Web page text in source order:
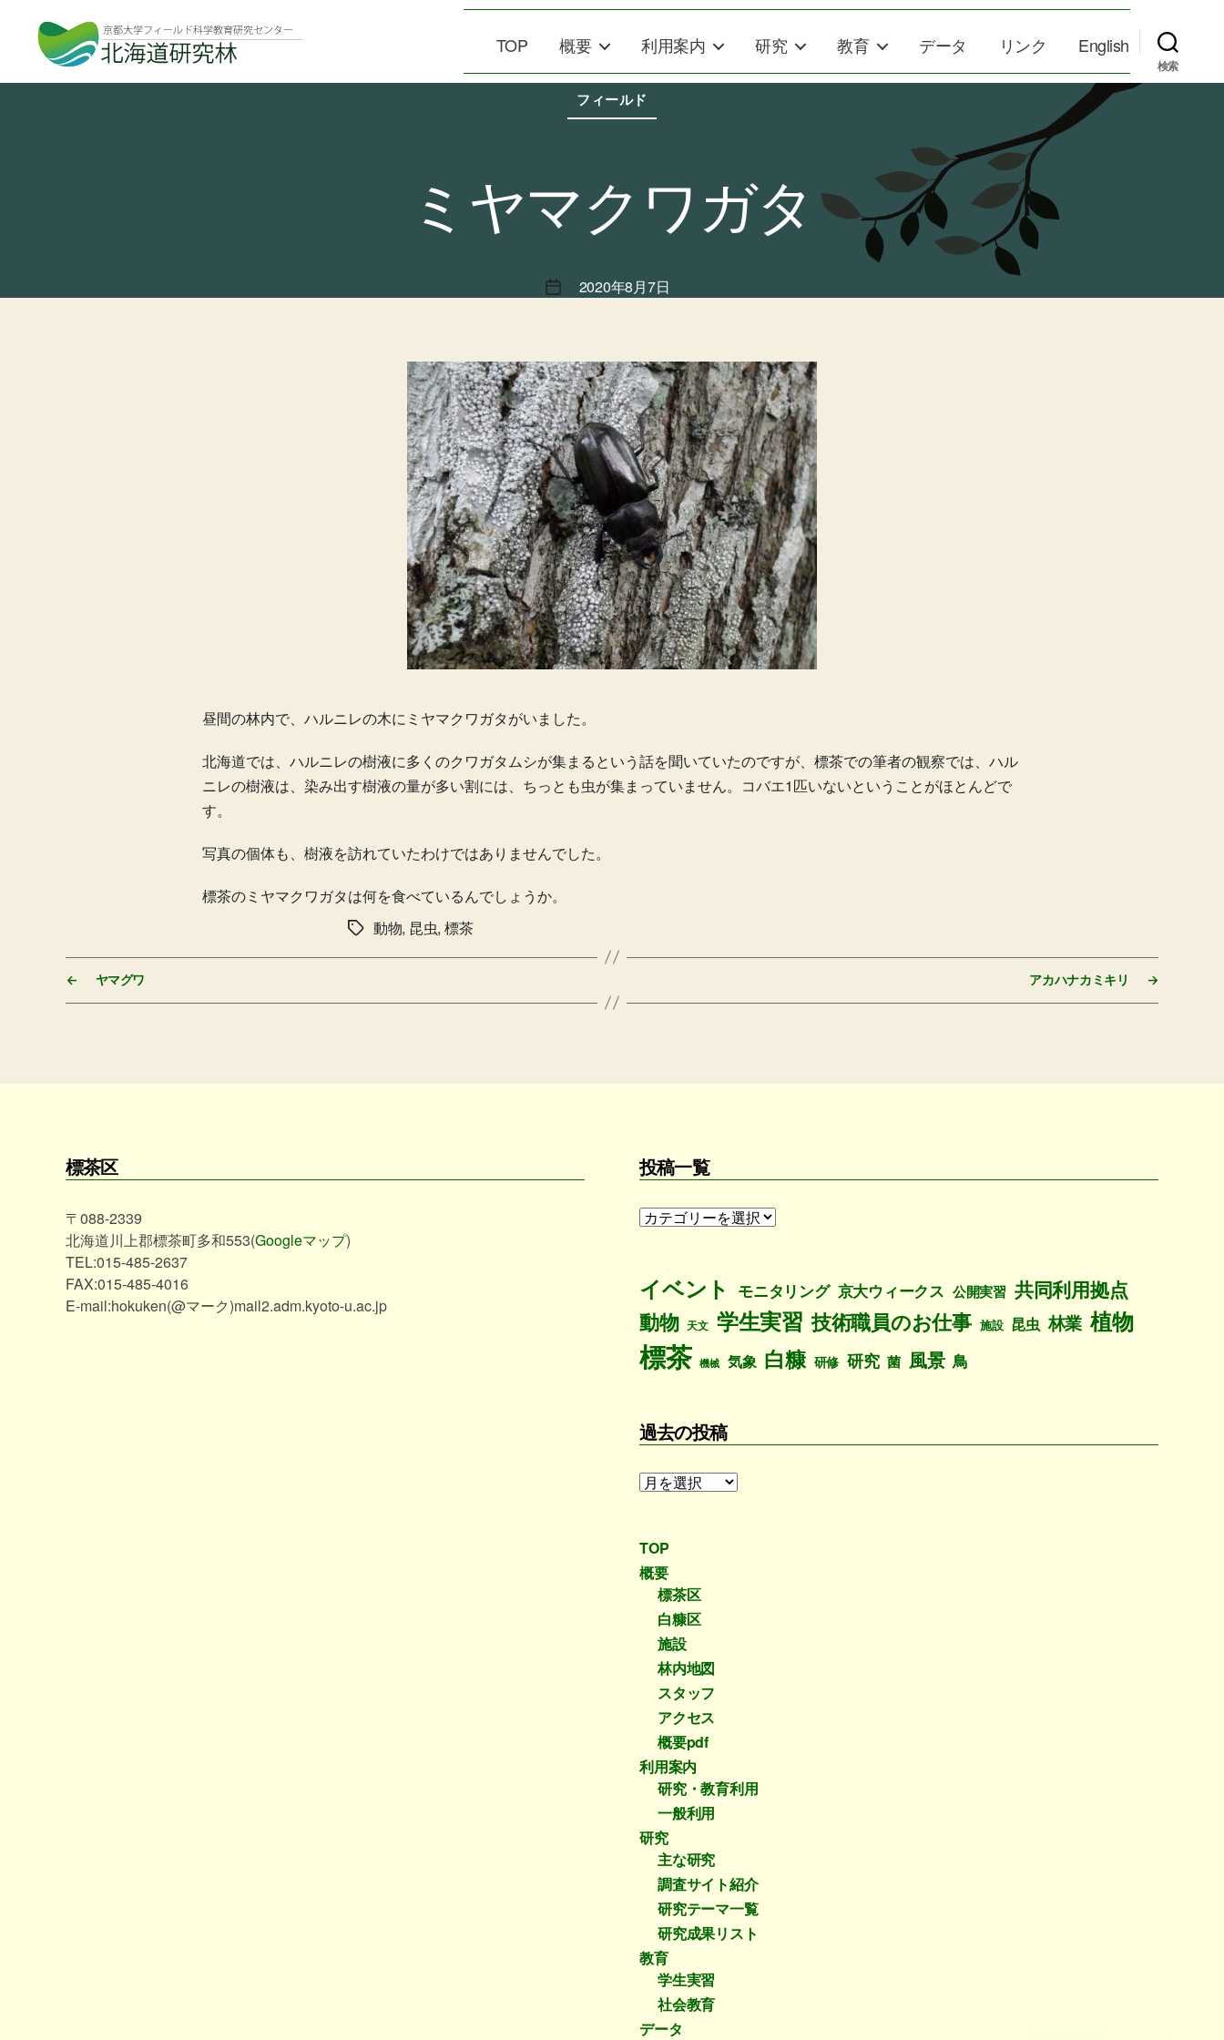
TOP 概要 利用案内 研究 教育 データ リンク English
検索
カ
テ
フィールド
ミヤマクワガタ
投
2020年8月7日
昼間の林内で、ハルニレの木にミヤマクワガタがいました。
北海道では、ハルニレの樹液に多くのクワガタムシが集まるという話を聞いていたのですが、標茶での筆者の観察では、ハル
ニレの樹液は、染み出す樹液の量が多い割には、ちっとも虫が集まっていません。コバエ1匹いないということがほとんどで
す。
写真の個体も、樹液を訪れていたわけではありませんでした。
標茶のミヤマクワガタは何を食べているんでしょうか。
タ 動物, 昆虫, 標茶
← ヤマグワ →
アカハナカミキリ
標茶区
〒088-2339
北海道川上郡標茶町多和553(Googleマップ)
TEL:015-485-2637
FAX:015-485-4016
E-mail:hokuken(@マーク)mail2.adm.kyoto-u.ac.jp
投稿一覧
投
イベント モニタリング 京大ウィークス 公開実習 共同利用拠点
動物 天文 学生実習 技術職員のお仕事 施設 昆虫 林業 植物
標茶 機械 気象 白糠 研修 研究 菌 風景 鳥
過去の投稿
過
投
TOP
概要
標茶区
白糠区
施設
林内地図
スタッフ
アクセス
概要pdf
利用案内
研究・教育利用
一般利用
研究
主な研究
調査サイト紹介
研究テーマ一覧
研究成果リスト
教育
学生実習
社会教育
データ